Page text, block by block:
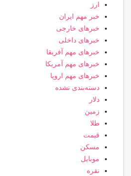
ارز
خبر مهم ایران
خبرهای خارجی
خبرهای داخلی
خبرهای مهم آفریقا
خبرهای مهم آمریکا
خبرهای مهم اروپا
دسته‌بندی نشده
دلار
زمین
طلا
قیمت
مسکن
موبایل
نقره